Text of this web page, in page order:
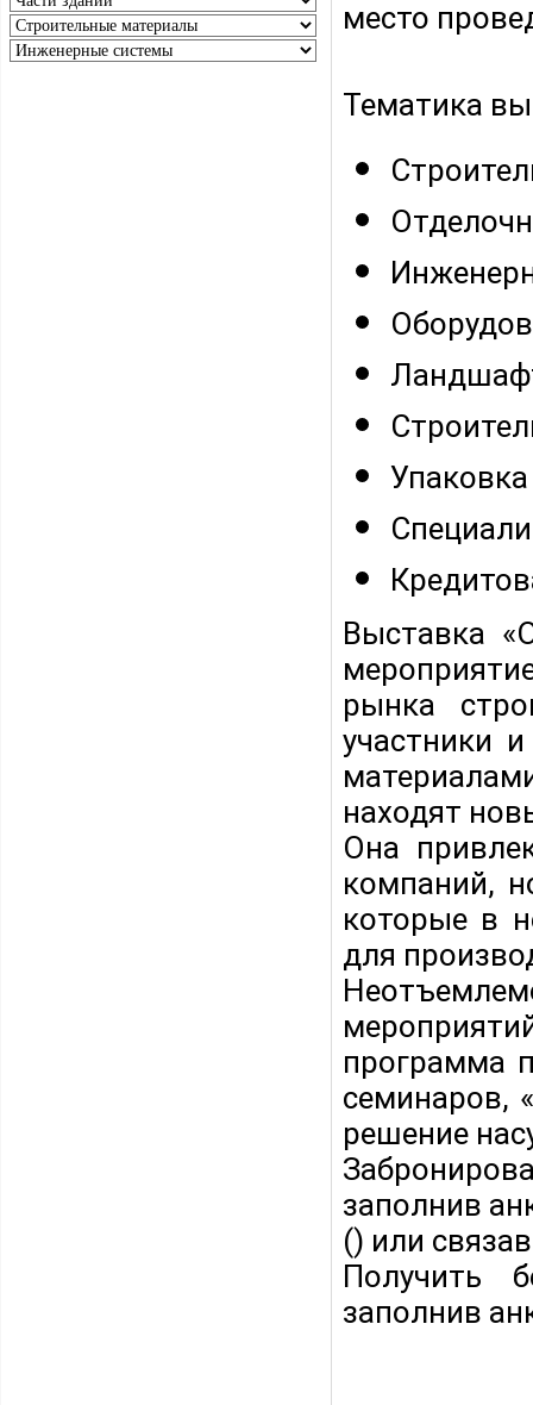
место
Тематика
Выставка
рынка
участники
находят
Она
компаний,
которые в
для
программа
семинаров,
решение
заполнив
() или
Получить
заполнив